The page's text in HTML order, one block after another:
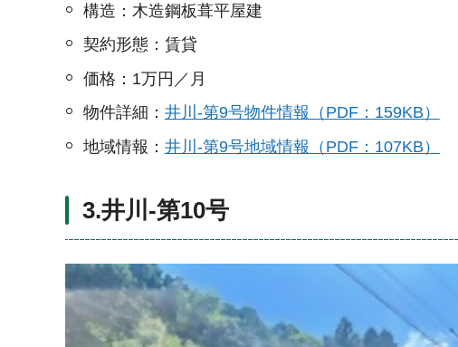
構造：木造鋼板葺平屋建
契約形態：賃貸
価格：1万円／月
物件詳細： 井川-第9号物件情報（PDF：159KB）
地域情報： 井川-第9号地域情報（PDF：107KB）
3.井川-第10号